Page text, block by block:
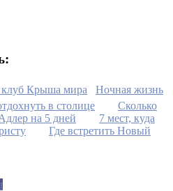
Ночная жизнь
в столице
Сколько
на 5 дней
7 мест, куда
Где встретить Новый